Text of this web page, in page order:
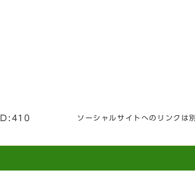
ID:410 ソーシャルサイトへのリンクは